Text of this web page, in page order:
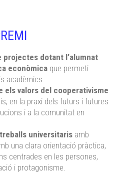
dotant l’alumnat
econòmica que permeti
acadèmics.
els valors del cooperativisme
en la praxi dels futurs i futures
i a la comunitat en
universitaris amb
una clara orientació pràctica,
centrades en les persones,
i protagonisme.